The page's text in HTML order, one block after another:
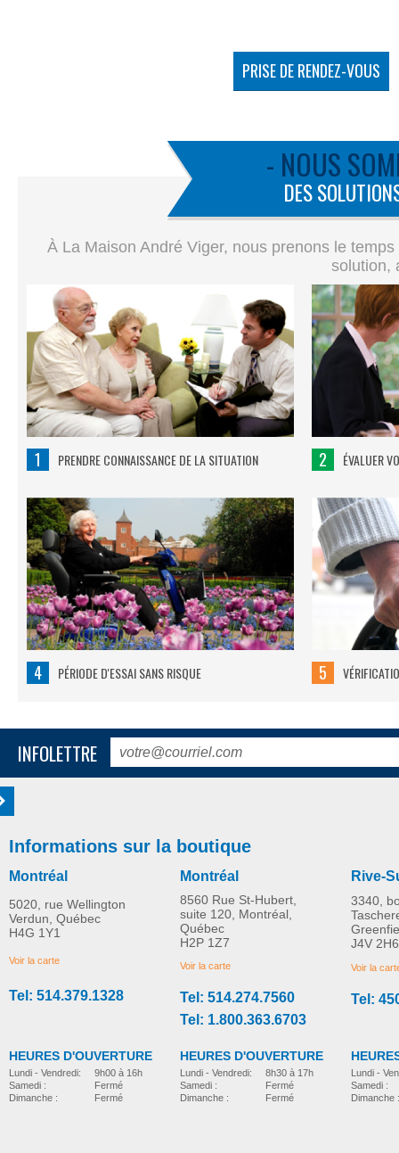
PRISE DE RENDEZ-VOUS
- NOUS
DES
À La Maison André Viger, nous prenons le
solution,
1 PRENDRE CONNAISSANCE DE LA SITUATION 2 ÉVALUER
4 PÉRIODE D'ESSAI SANS RISQUE 5
INFOLETTRE
Informations sur la boutique
Montréal
5020, rue Wellington
Verdun, Québec
H4G 1Y1
Voir la carte
Tel: 514.379.1328
HEURES D'OUVERTURE
Lundi - Vendredi:
Samedi :
Dimanche :
9h00 à 16h
Fermé
Fermé
Montréal
8560 Rue St-Hubert,
suite 120, Montréal,
Québec
H2P 1Z7
Voir la carte
Tel: 514.274.7560
Tel: 1.800.363.6703
HEURES D'OUVERTURE
Lundi - Vendredi:
Samedi :
Dimanche :
8h30 à 17h
Fermé
Fermé
Rive-
3340,
J4V 2H6
Voir la
Tel:
Lundi -
Samedi :
Dimanche :